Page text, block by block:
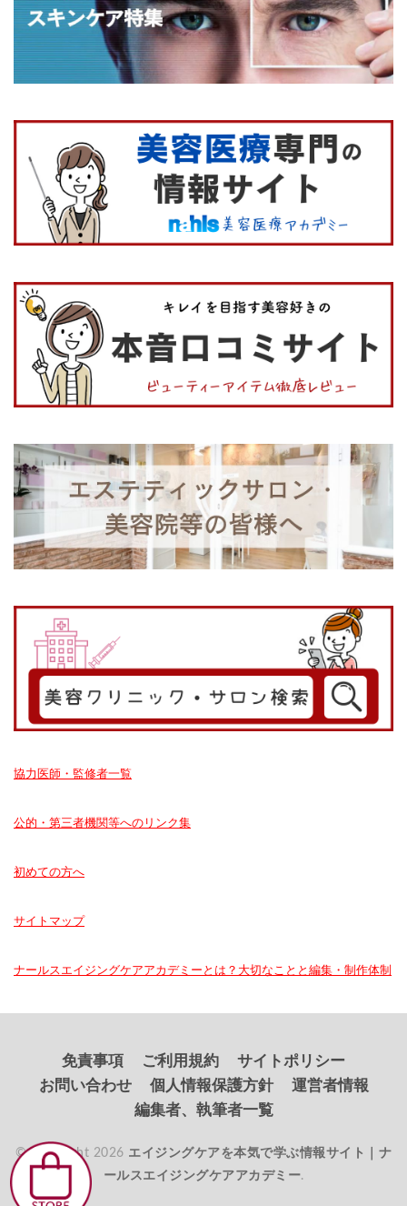
協力医師・監修者一覧
公的・第三者機関等へのリンク集
初めての方へ
サイトマップ
ナールスエイジングケアアカデミーとは？大切なことと編集・制作体制
免責事項 ご利用規約
サイトポリシー
お問い合わせ
個人情報保護方針
運営者情報
編集者、執筆者一覧
© Copyright 2026 エイジングケアを本気で学ぶ情報サイト｜ナ
ールスエイジングケアアカデミー.